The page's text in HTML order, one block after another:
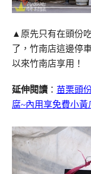
▲原先只有在頭份
了，竹南店這邊停
以來竹南店享用！
延伸閱讀 ： 苗栗頭
腐~內用享免費小黃